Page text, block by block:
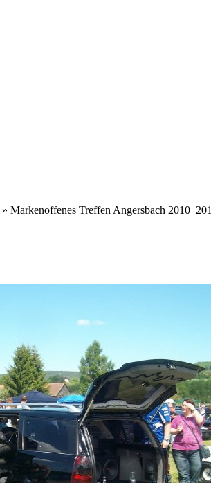
» Markenoffenes Treffen Angersbach 2010_201